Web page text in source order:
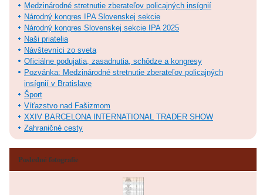
Medzinárodné stretnutie zberateľov policajných insígnií
Národný kongres IPA Slovenskej sekcie
Národný kongres Slovenskej sekcie IPA 2025
Naši priatelia
Návštevníci zo sveta
Oficiálne podujatia, zasadnutia, schôdze a kongresy
Pozvánka: Medzinárodné stretnutie zberateľov policajných
insígnií v Bratislave
Šport
Víťazstvo nad Fašizmom
XXIV BARCELONA INTERNATIONAL TRADER SHOW
Zahraničné cesty
Posledné fotografie